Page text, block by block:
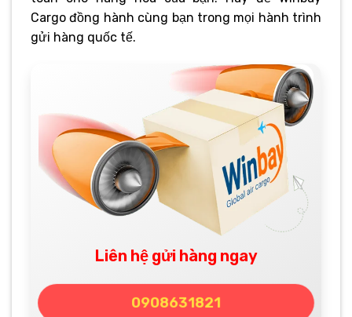
Cargo đồng hành cùng bạn trong mọi hành trình
gửi hàng quốc tế.
Liên hệ gửi hàng ngay
0908631821